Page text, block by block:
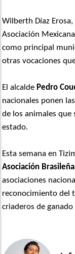
Wilberth Díaz
Asociación
como principal
otras vocaciones
El alcalde Pedro
nacionales ponen
de los animales que
estado.
Esta semana en
Asociación
asociaciones
reconocimiento del
criaderos de